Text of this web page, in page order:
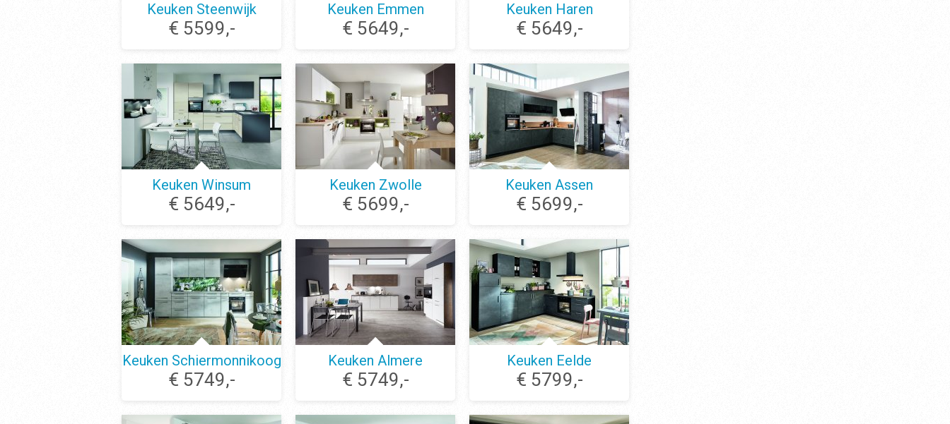
Keuken Steenwijk
€ 5599,-
Keuken Emmen
€ 5649,-
Keuken Haren
€ 5649,-
Keuken Winsum
€ 5649,-
Keuken Zwolle
€ 5699,-
Keuken Assen
€ 5699,-
Keuken Schiermonnikoog
€ 5749,-
Keuken Almere
€ 5749,-
Keuken Eelde
€ 5799,-